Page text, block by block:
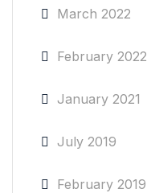
March 2022
February 2022
January 2021
July 2019
February 2019